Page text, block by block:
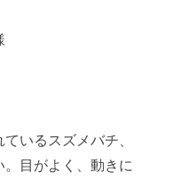
いるスズメバチ、
目がよく、動きに